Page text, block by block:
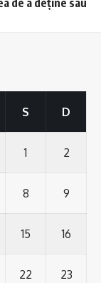
de a deține sau
S D
1 2
8 9
15 16
22 23